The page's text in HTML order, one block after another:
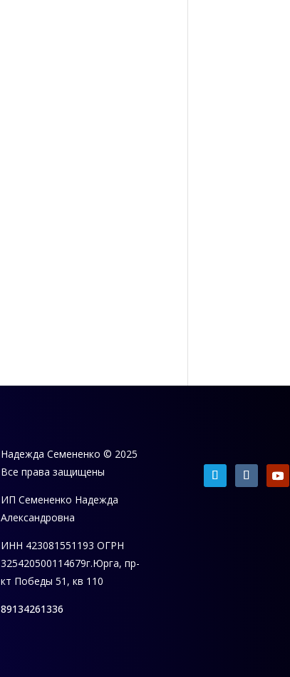
Надежда Семененко © 2025
Все права защищены
ИП Семененко Надежда
Александровна
ИНН 423081551193 ОГРН
325420500114679г.Юрга, пр-
кт Победы 51, кв 110
89134261336